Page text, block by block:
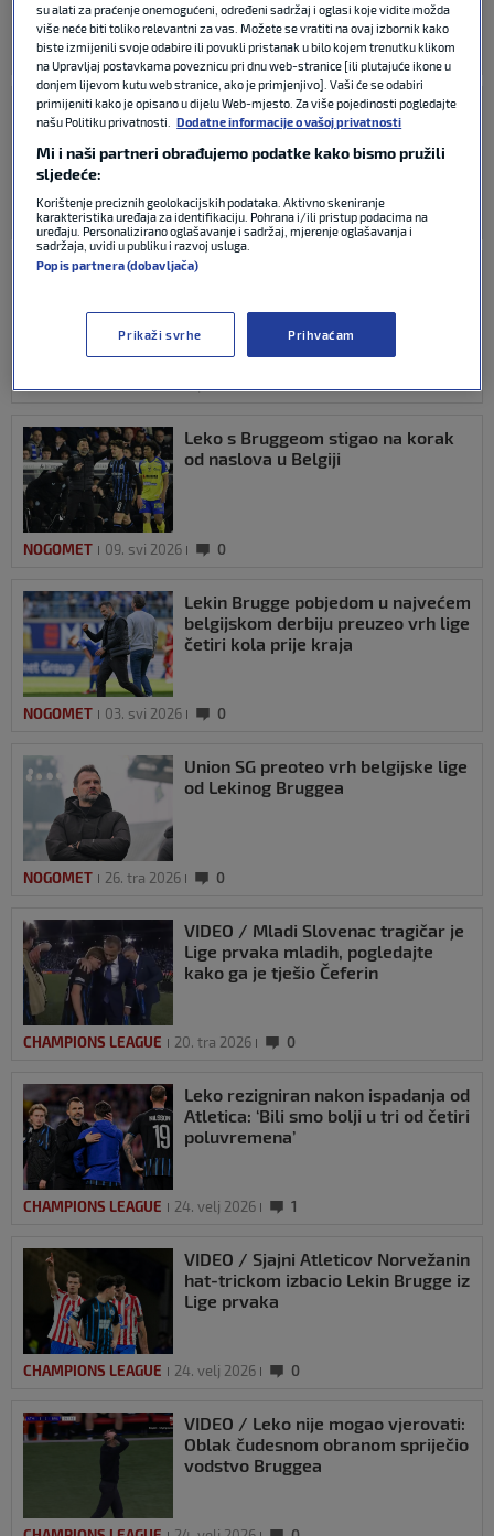
NOGOMET 23. svi 2026 0
Ivan Leko osvojio belgijsku ligu s
Club Bruggeom
NOGOMET 21. svi 2026 0
Lekin Brugge ‘utrpao petardu’
tituli
Leko s Bruggeom stigao na korak
od naslova u Belgiji
NOGOMET 09. svi 2026 0
Lekin Brugge pobjedom u najvećem
belgijskom derbiju preuzeo vrh lige
četiri kola prije kraja
NOGOMET 03. svi 2026 0
Union SG preoteo vrh belgijske lige
od Lekinog Bruggea
NOGOMET 26. tra 2026 0
VIDEO / Mladi Slovenac tragičar je
Lige prvaka mladih, pogledajte
kako ga je tješio Čeferin
CHAMPIONS LEAGUE 20. tra 2026 0
Leko rezigniran nakon ispadanja od
Atletica: ‘Bili smo bolji u tri od četiri
poluvremena’
CHAMPIONS LEAGUE 24. velj 2026 1
VIDEO / Sjajni Atleticov Norvežanin
hat-trickom izbacio Lekin Brugge iz
Lige prvaka
CHAMPIONS LEAGUE 24. velj 2026 0
VIDEO / Leko nije mogao vjerovati:
Oblak čudesnom obranom spriječio
vodstvo Bruggea
su alati za praćenje onemogućeni, određeni sadržaj i oglasi koje vidite možda
više neće biti toliko relevantni za vas. Možete se vratiti na ovaj izbornik kako
biste izmijenili svoje odabire ili povukli pristanak u bilo kojem trenutku klikom
na Upravljaj postavkama poveznicu pri dnu web-stranice [ili plutajuće ikone u
donjem lijevom kutu web stranice, ako je primjenjivo]. Vaši će se odabiri
primijeniti kako je opisano u dijelu Web-mjesto. Za više pojedinosti pogledajte
našu Politiku privatnosti.
Dodatne informacije o vašoj privatnosti
Mi i naši partneri obrađujemo podatke kako bismo pružili
sljedeće:
Korištenje preciznih geolokacijskih podataka. Aktivno skeniranje
karakteristika uređaja za identifikaciju. Pohrana i/ili pristup podacima na
uređaju. Personalizirano oglašavanje i sadržaj, mjerenje oglašavanja i
sadržaja, uvidi u publiku i razvoj usluga.
Popis partnera (dobavljača)
Prikaži svrhe Prihvaćam